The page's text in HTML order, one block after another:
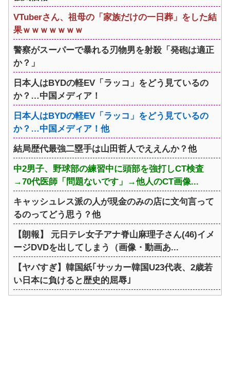
VTuberさん、祖母の「家族だけの一日葬」をした結
果ｗｗｗｗｗｗｗ
警察がスーパーで暴れる刃物男を射殺「発砲は適正
か？」
日本人はBYDの軽EV「ラッコ」をどう見ているの
か？…中国メディア！
日本人はBYDの軽EV「ラッコ」をどう見ているの
か？…中国メディア！他
結局歴代最強二塁手は山田哲人でええんか？他
中2男子、野球部の練習中に頭部を強打しCT検査
→70代医師「問題ないです」→他人のCT画像...
キャッシュレス派の人が現金のみの店に文句言って
るのってどう思う？他
【朗報】 元日テレ女子アナ脊山麻理子さん(46)イメ
ージDVDを出してしまう（画像・動画あ...
【ヤバすぎ】韓国紙｢サッカー韓国U23代表、2歳若
い日本に負けると歴史的屈辱｣